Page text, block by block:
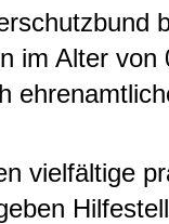
im Alter von
vielfältige